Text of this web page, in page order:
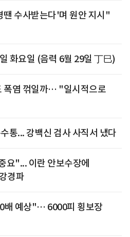
수사받는다'며 원안 지시"
화요일 (음력 6월 29일 丁巳)
폭염 꺾일까… "일시적으로
통... 강백신 검사 사직서 냈다
요"... 이란 안보수장에
경파
배 예상"… 6000피 횡보장